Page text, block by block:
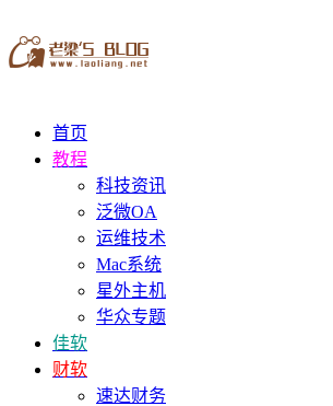
首页
教程
科技资讯
泛微OA
运维技术
Mac系统
星外主机
华众专题
佳软
财软
速达财务